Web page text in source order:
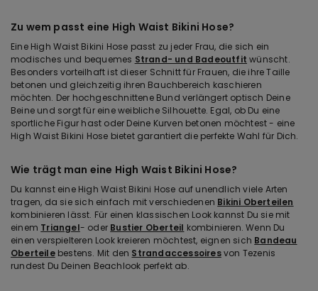
Zu wem passt eine High Waist Bikini Hose?
Eine High Waist Bikini Hose passt zu jeder Frau, die sich ein
modisches und bequemes Strand- und Badeoutfit wünscht.
Besonders vorteilhaft ist dieser Schnitt für Frauen, die ihre Taille
betonen und gleichzeitig ihren Bauchbereich kaschieren
möchten. Der hochgeschnittene Bund verlängert optisch Deine
Beine und sorgt für eine weibliche Silhouette. Egal, ob Du eine
sportliche Figur hast oder Deine Kurven betonen möchtest - eine
High Waist Bikini Hose bietet garantiert die perfekte Wahl für Dich.
Wie trägt man eine High Waist Bikini Hose?
Du kannst eine High Waist Bikini Hose auf unendlich viele Arten
tragen, da sie sich einfach mit verschiedenen Bikini Oberteilen
kombinieren lässt. Für einen klassischen Look kannst Du sie mit
einem Triangel- oder Bustier Oberteil kombinieren. Wenn Du
einen verspielteren Look kreieren möchtest, eignen sich Bandeau
Oberteilebestens. Mit den Strandaccessoiresvon Tezenis
rundest Du Deinen Beachlook perfekt ab.